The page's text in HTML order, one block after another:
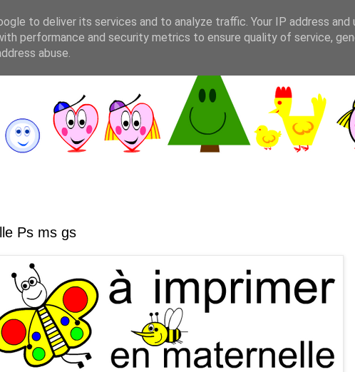
Ps ms gs
to deliver its services and to analyze traffic. Your IP address and
performance and security metrics to ensure quality of service,
abuse.